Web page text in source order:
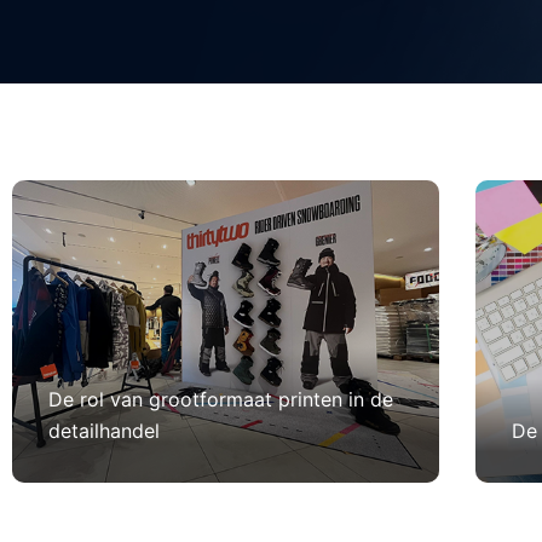
De rol van grootformaat printen in de
detailhandel